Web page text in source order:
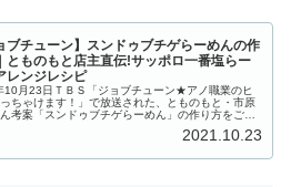
ブチューン】スンドゥブチゲらーめんの作
とものもと店主直伝!サッポロ一番塩らー
レンジレシピ
10月23日ＴＢＳ「ジョブチューン★アノ職業のヒ
ちゃけます！」で放送された、とものもと・市原
考案「スンドゥブチゲらーめん」の作り方をご紹
2021.10.23